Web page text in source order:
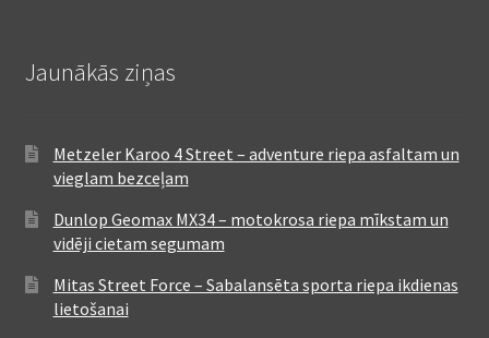
Jaunākās ziņas
Metzeler Karoo 4 Street – adventure riepa asfaltam un
vieglam bezceļam
Dunlop Geomax MX34 – motokrosa riepa mīkstam un
vidēji cietam segumam
Mitas Street Force – Sabalansēta sporta riepa ikdienas
lietošanai